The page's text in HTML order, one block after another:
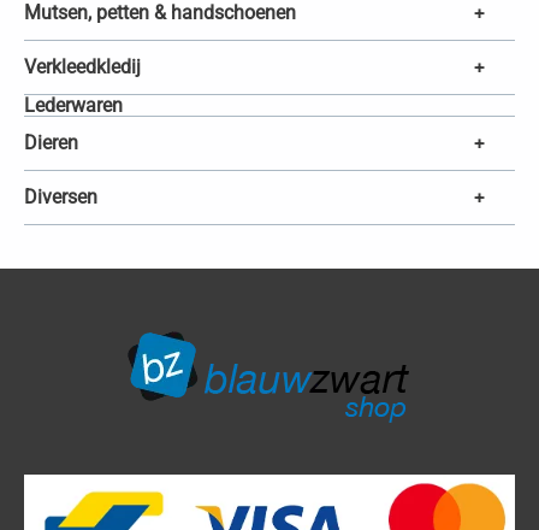
Mutsen, petten & handschoenen
+
Verkleedkledij +
Lederwaren
Dieren
+
Diversen +